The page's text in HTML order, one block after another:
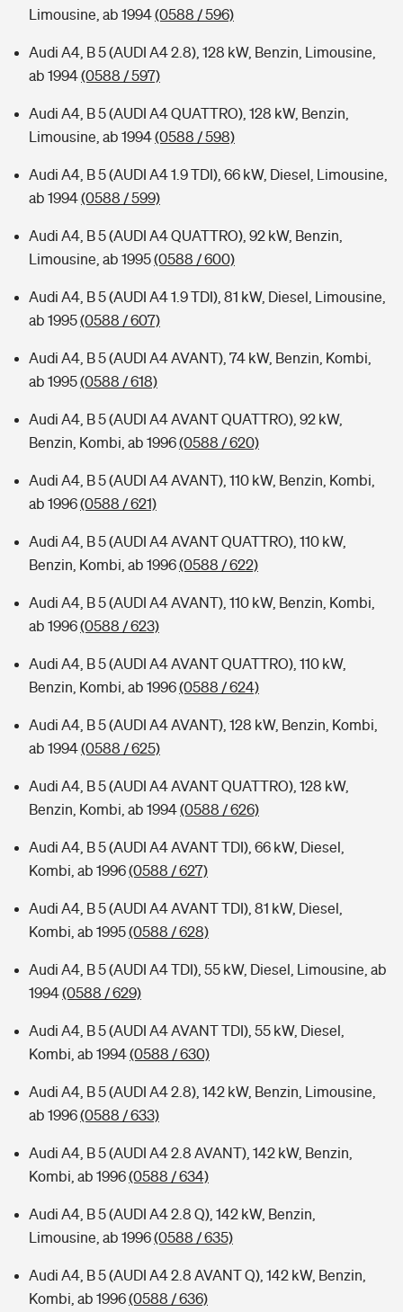
Limousine, ab 1994(0588 / 596)
Audi A4, B 5 (AUDI A4 2.8), 128 kW, Benzin, Limousine,
ab 1994(0588 / 597)
Audi A4, B 5 (AUDI A4 QUATTRO), 128 kW, Benzin,
Limousine, ab 1994(0588 / 598)
Audi A4, B 5 (AUDI A4 1.9 TDI), 66 kW, Diesel, Limousine,
ab 1994(0588 / 599)
Audi A4, B 5 (AUDI A4 QUATTRO), 92 kW, Benzin,
Limousine, ab 1995(0588 / 600)
Audi A4, B 5 (AUDI A4 1.9 TDI), 81 kW, Diesel, Limousine,
ab 1995(0588 / 607)
Audi A4, B 5 (AUDI A4 AVANT), 74 kW, Benzin, Kombi,
ab 1995(0588 / 618)
Audi A4, B 5 (AUDI A4 AVANT QUATTRO), 92 kW,
Benzin, Kombi, ab 1996(0588 / 620)
Audi A4, B 5 (AUDI A4 AVANT), 110 kW, Benzin, Kombi,
ab 1996(0588 / 621)
Audi A4, B 5 (AUDI A4 AVANT QUATTRO), 110 kW,
Benzin, Kombi, ab 1996(0588 / 622)
Audi A4, B 5 (AUDI A4 AVANT), 110 kW, Benzin, Kombi,
ab 1996(0588 / 623)
Audi A4, B 5 (AUDI A4 AVANT QUATTRO), 110 kW,
Benzin, Kombi, ab 1996(0588 / 624)
Audi A4, B 5 (AUDI A4 AVANT), 128 kW, Benzin, Kombi,
ab 1994(0588 / 625)
Audi A4, B 5 (AUDI A4 AVANT QUATTRO), 128 kW,
Benzin, Kombi, ab 1994(0588 / 626)
Audi A4, B 5 (AUDI A4 AVANT TDI), 66 kW, Diesel,
Kombi, ab 1996(0588 / 627)
Audi A4, B 5 (AUDI A4 AVANT TDI), 81 kW, Diesel,
Kombi, ab 1995(0588 / 628)
Audi A4, B 5 (AUDI A4 TDI), 55 kW, Diesel, Limousine, ab
1994(0588 / 629)
Audi A4, B 5 (AUDI A4 AVANT TDI), 55 kW, Diesel,
Kombi, ab 1994(0588 / 630)
Audi A4, B 5 (AUDI A4 2.8), 142 kW, Benzin, Limousine,
ab 1996(0588 / 633)
Audi A4, B 5 (AUDI A4 2.8 AVANT), 142 kW, Benzin,
Kombi, ab 1996(0588 / 634)
Audi A4, B 5 (AUDI A4 2.8 Q), 142 kW, Benzin,
Limousine, ab 1996(0588 / 635)
Audi A4, B 5 (AUDI A4 2.8 AVANT Q), 142 kW, Benzin,
Kombi, ab 1996(0588 / 636)